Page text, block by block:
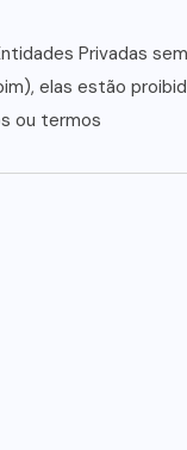
Privadas
elas estão
ou termos